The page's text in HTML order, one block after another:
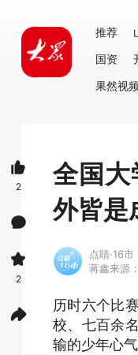
推荐
国资
果然视
全国
外皆是
点睛·16
蒋鑫来源
历时六个比
校、七百余
输的少年心
2
2